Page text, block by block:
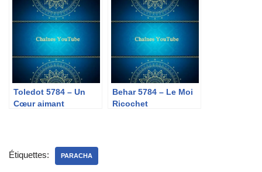
Toledot 5784 – Un
Cœur aimant
Behar 5784 – Le Moi
Ricochet
Étiquettes: PARACHA